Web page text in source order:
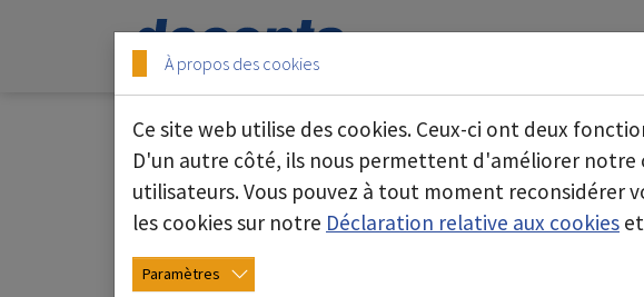
Skip to main content
Skip to page footer
CGV
deconta est représentée dans de nombreux pays à
À propos des cookies
Ce site web utilise des cookies. Ceux-ci ont deux
D'un autre côté, ils nous permettent d'améliorer
utilisateurs. Vous pouvez à tout moment
les cookies sur notre Déclaration relative aux cookies
Paramètres